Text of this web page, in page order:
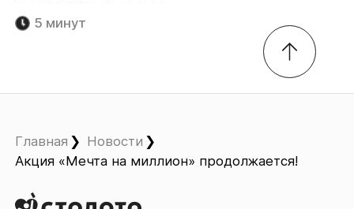
5 минут
Главная
Новости
Акция «Мечта на миллион» продолжается!